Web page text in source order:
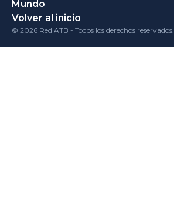
Mundo
Volver al inicio
© 2026 Red ATB - Todos los derechos reservados.